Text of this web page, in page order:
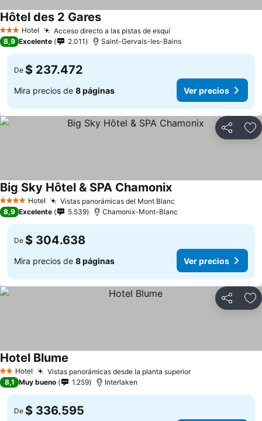
3 Estrellas
Hotel Acceso directo a las pistas de esquí
Hôtel des 2 Gares
8,9 Excelente 2.011 Saint-Gervais-les-Bains
De $ 237.472
Mira precios de 8 páginas Ver precios
Compartir
4 EstrellasHotel Vistas panorámicas del Mont Blanc
Big Sky Hôtel & SPA Chamonix
8,9 Excelente 5.539 Chamonix-Mont-Blanc
De $ 304.638
Mira precios de 8 páginas Ver precios
Compartir
2 Estrellas
Hotel Vistas panorámicas desde la planta superior
Hotel Blume
8,1 Muy bueno 1.259 Interlaken
De $ 336.595